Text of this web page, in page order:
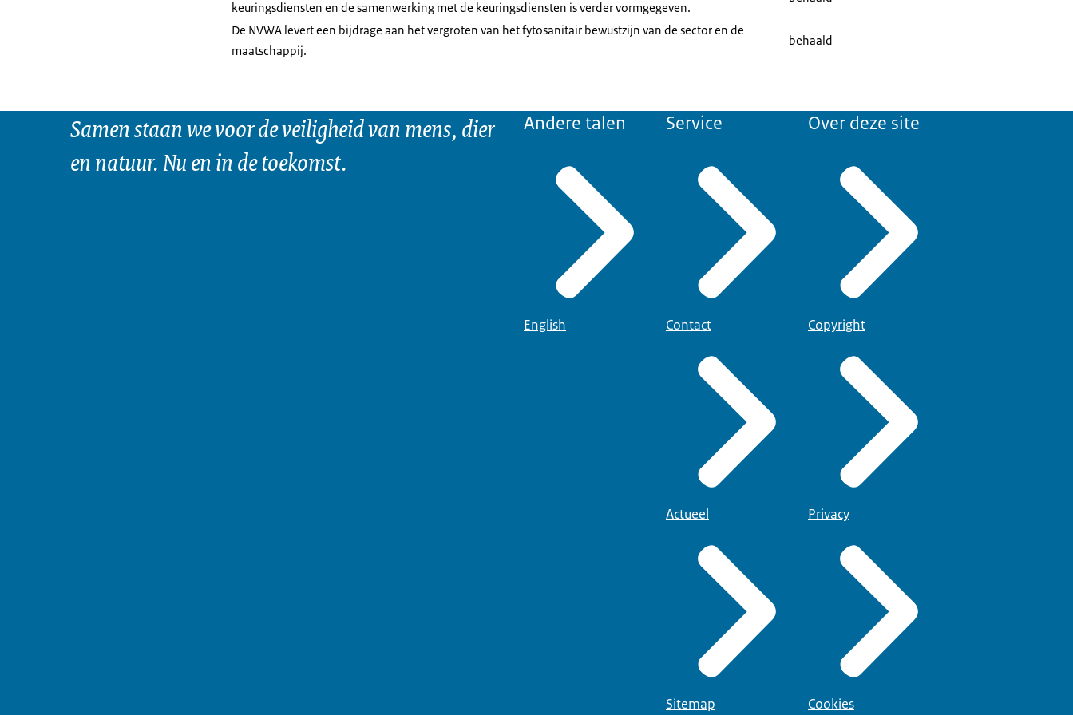
keuringsdiensten en de samenwerking met de keuringsdiensten is verder vormgegeven.
De NVWA levert een bijdrage aan het vergroten van het fytosanitair bewustzijn van de sector en de
maatschappij.
behaald
Samen staan we voor de veiligheid van mens, dier
en natuur. Nu en in de toekomst.
Andere talen
English
Service
Contact
Actueel
Sitemap
Over deze site
Copyright
Privacy
Cookies